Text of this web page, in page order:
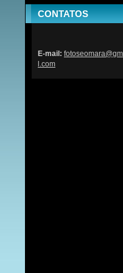
CONTATOS
E-mail: fotoseom
l.com